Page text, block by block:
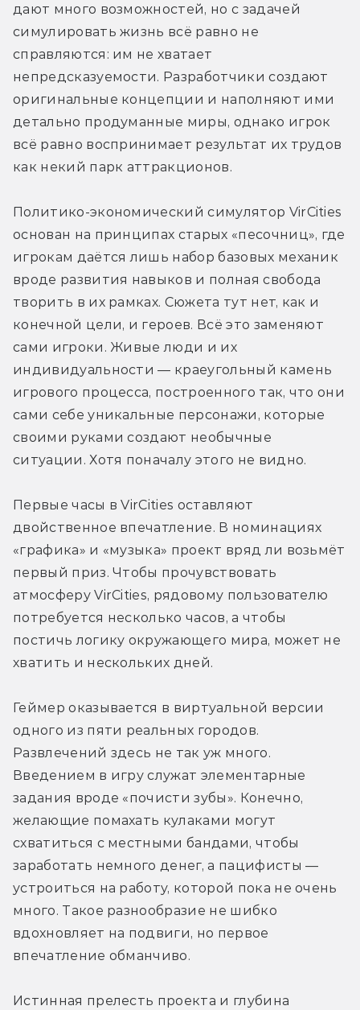
дают много возможностей, но с задачей
симулировать жизнь всё равно не
справляются: им не хватает
непредсказуемости. Разработчики создают
оригинальные концепции и наполняют ими
детально продуманные миры, однако игрок
всё равно воспринимает результат их трудов
как некий парк аттракционов.
Политико-экономический симулятор VirCities
основан на принципах старых «песочниц», где
игрокам даётся лишь набор базовых механик
вроде развития навыков и полная свобода
творить в их рамках. Сюжета тут нет, как и
конечной цели, и героев. Всё это заменяют
сами игроки. Живые люди и их
индивидуальности — краеугольный камень
игрового процесса, построенного так, что они
сами себе уникальные персонажи, которые
своими руками создают необычные
ситуации. Хотя поначалу этого не видно.
Первые часы в VirCities оставляют
двойственное впечатление. В номинациях
«графика» и «музыка» проект вряд ли возьмёт
первый приз. Чтобы прочувствовать
атмосферу VirCities, рядовому пользователю
потребуется несколько часов, а чтобы
постичь логику окружающего мира, может не
хватить и нескольких дней.
Геймер оказывается в виртуальной версии
одного из пяти реальных городов.
Развлечений здесь не так уж много.
Введением в игру служат элементарные
задания вроде «почисти зубы». Конечно,
желающие помахать кулаками могут
схватиться с местными бандами, чтобы
заработать немного денег, а пацифисты —
устроиться на работу, которой пока не очень
много. Такое разнообразие не шибко
вдохновляет на подвиги, но первое
впечатление обманчиво.
Истинная прелесть проекта и глубина